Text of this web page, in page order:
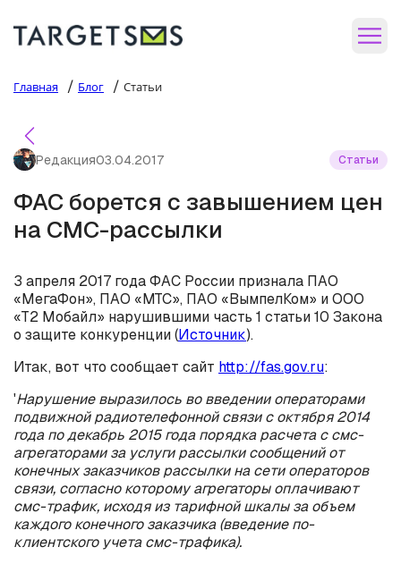
Главная / Блог / Статьи
Редакция03.04.2017 Статьи
ФАС борется с завышением цен
на СМС-рассылки
3 апреля 2017 года ФАС России признала ПАО
«МегаФон», ПАО «МТС», ПАО «ВымпелКом» и ООО
«Т2 Мобайл» нарушившими часть 1 статьи 10 Закона
о защите конкуренции (Источник).
Итак, вот что сообщает сайт http://fas.gov.ru:
'Нарушение выразилось во введении операторами
подвижной радиотелефонной связи с октября 2014
года по декабрь 2015 года порядка расчета с смс-
агрегаторами за услуги рассылки сообщений от
конечных заказчиков рассылки на сети операторов
связи, согласно которому агрегаторы оплачивают
смс-трафик, исходя из тарифной шкалы за объем
каждого конечного заказчика (введение по-
клиентского учета смс-трафика).